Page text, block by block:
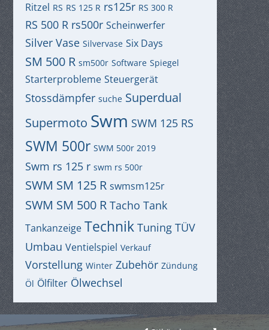
Ritzel RS RS 125 R rs125r RS 300 R
RS 500 R rs500r Scheinwerfer
Silver Vase Silvervase Six Days
SM 500 R sm500r Software Spiegel
Starterprobleme Steuergerät
Stossdämpfer suche Superdual
Supermoto Swm SWM 125 RS
SWM 500r SWM 500r 2019
Swm rs 125 r swm rs 500r
SWM SM 125 R swmsm125r
SWM SM 500 R Tacho Tank
Tankanzeige Technik Tuning TÜV
Umbau Ventielspiel Verkauf
Vorstellung Winter Zubehör Zündung
Öl Ölfilter Ölwechsel